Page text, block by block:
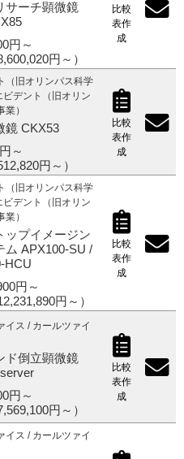
サーチ顕微鏡
円～
円～）
比較
表作
成
（旧オリンパス科学
ビデント（旧オリン
業）
鏡 CKX53
円～
円～）
比較
表作
成
（旧オリンパス科学
ビデント（旧オリン
業）
ップイメージン
ム APX100-SU /
HCU
円～
円～）
比較
表作
成
イス / カールツァイ
ド倒立顕微鏡
円～
円～）
比較
表作
成
イス / カールツァイ